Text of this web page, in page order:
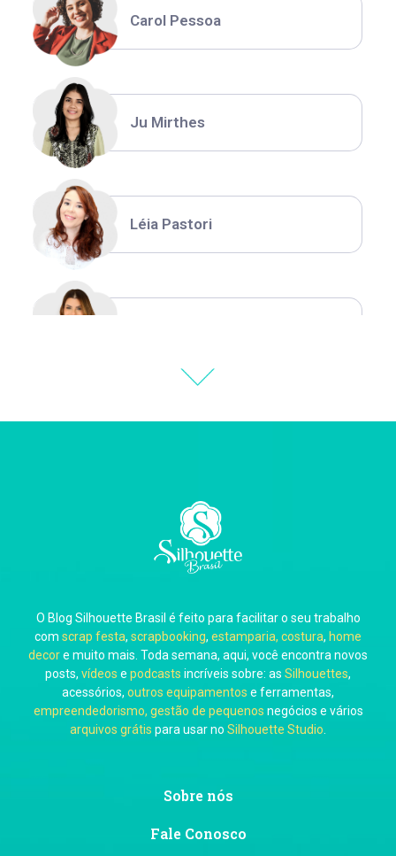
Carol Pessoa
Ju Mirthes
Léia Pastori
Carla Eschberger
Carol Pessoa
Ju Mirthes
O Blog Silhouette Brasil é feito para facilitar o seu trabalho
com scrap festa, scrapbooking, estamparia, costura, home
decore muito mais. Toda semana, aqui, você encontra novos
posts, vídeos e podcasts incríveis sobre: as Silhouettes,
acessórios, outros equipamentos e ferramentas,
empreendedorismo, gestão de pequenos negócios e vários
arquivos grátis para usar no Silhouette Studio
Sobre nós
Fale Conosco